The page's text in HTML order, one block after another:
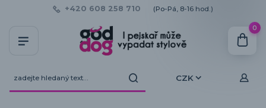
CZK
+420 608 258 710 (Po-Pá, 8-16 hod.)
0